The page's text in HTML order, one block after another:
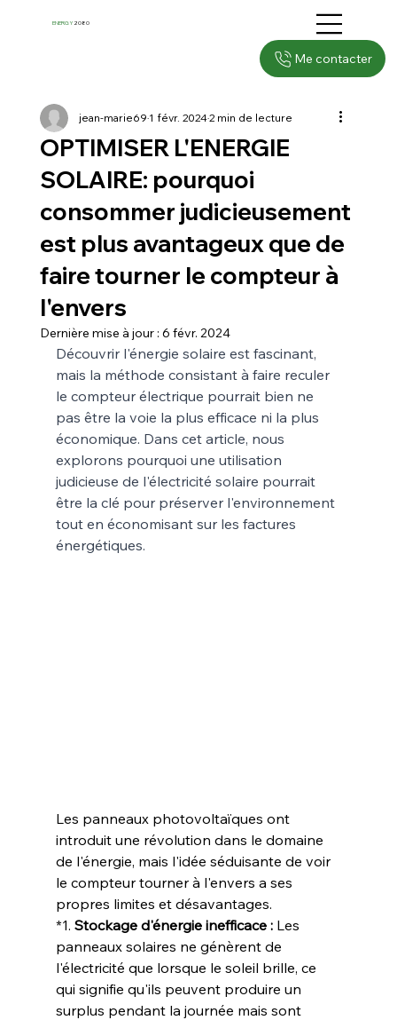
ENERGY 2080
Me contacter
OPTIMISER L'ENERGIE
SOLAIRE: pourquoi
consommer judicieusement
est plus avantageux que de
faire tourner le compteur à
l'envers
jean-marie691 févr. 20242 min de lecture
Dernière mise à jour : 6 févr. 2024
Découvrir l'énergie solaire est fascinant,
mais la méthode consistant à faire reculer
le compteur électrique pourrait bien ne
pas être la voie la plus efficace ni la plus
économique. Dans cet article, nous
explorons pourquoi une utilisation
judicieuse de l'électricité solaire pourrait
être la clé pour préserver l'environnement
tout en économisant sur les factures
énergétiques.
Les panneaux photovoltaïques ont
introduit une révolution dans le domaine
de l'énergie, mais l'idée séduisante de voir
le compteur tourner à l'envers a ses
propres limites et désavantages.
*1. Stockage d'énergie inefficace : Les
panneaux solaires ne génèrent de
l'électricité que lorsque le soleil brille, ce
qui signifie qu'ils peuvent produire un
surplus pendant la journée mais sont